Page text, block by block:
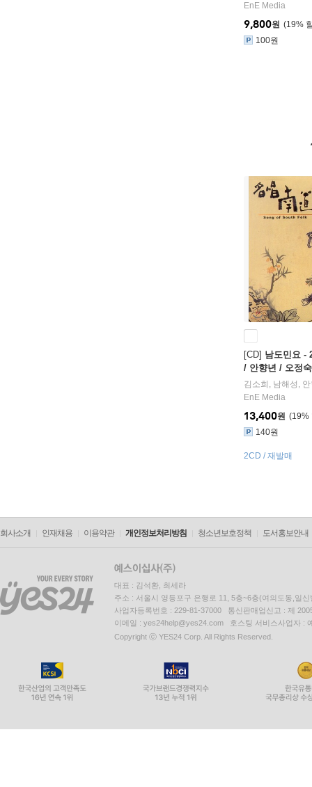
EnE Media
19%
9,800원
100원
[CD] 남도민요 -
/ 안향년 / 오정
South Folk,
김소희 , 남해성 ,
EnE Media
19%
13,400원
140원
2CD / 재발매
회사소개 인재채용 이용약관 개인정보처리방침 청소년보호정책 도서홍보안내
대표 : 김석환, 최세라
주소 : 서울시 영등포구 은행로 11, 5층~6층(여의도동,일신
사업자등록번호 : 229-81-37000 통신판매업신고 : 제
이메일 : yes24help@yes24.com 호스팅 서비스사업자 :
Copyright ⓒ YES24 Corp. All Rights Reserved.